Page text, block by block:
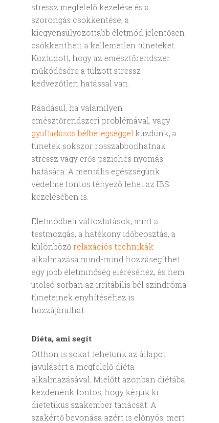
stressz megfelelő kezelése és a
szorongás csökkentése, a
kiegyensúlyozottabb életmód jelentősen
csökkentheti a kellemetlen tüneteket.
Köztudott, hogy az emésztőrendszer
működésére a túlzott stressz
kedvezőtlen hatással van.
Ráadásul, ha valamilyen
emésztőrendszeri problémával, vagy
gyulladásos bélbetegséggelküzdünk, a
tünetek sokszor rosszabbodhatnak
stressz vagy erős pszichés nyomás
hatására. A mentális egészségünk
védelme fontos tényező lehet az IBS
kezelésében is.
Életmódbeli változtatások, mint a
testmozgás, a hatékony időbeosztás, a
különbözőrelaxációs technikák
alkalmazása mind-mind hozzásegíthet
egy jobb életminőség eléréséhez, és nem
utolsó sorban az irritábilis bél szindróma
tüneteinek enyhítéséhez is
hozzájárulhat.
Diéta, ami segít
Otthon is sokat tehetünk az állapot
javulásért a megfelelő diéta
alkalmazásával. Mielőtt azonban diétába
kezdenénk fontos, hogy kérjük ki
dietetikus szakember tanácsát. A
szakértő bevonása azért is előnyös, mert